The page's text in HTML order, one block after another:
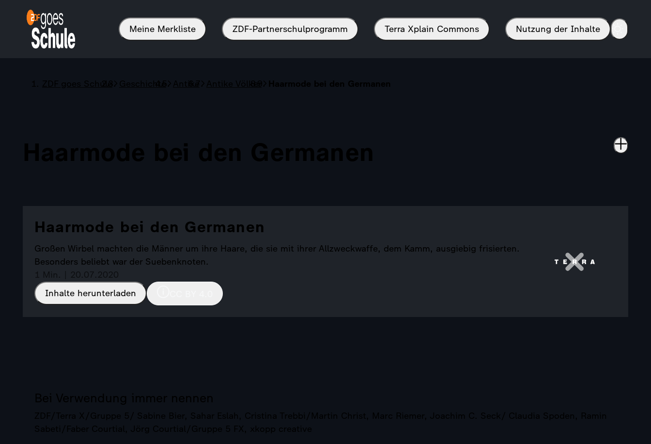
Meine Merkliste ZDF-Partnerschulprogramm Terra Xplain Commons Nutzung der Inhalte
ZDF goes Schule Geschichte Antike Antike Völker Haarmode bei den Germanen
Haarmode bei den Germanen
Haarmode bei den Germanen
Großen Wirbel machten die Männer um ihre Haare, die sie mit ihrer Allzweckwaffe, dem Kamm, ausgiebig frisierten.
Besonders beliebt war der Suebenknoten.
1 Min. | 20.07.2020
Inhalte herunterladen
Bei Verwendung immer nennen
ZDF/Terra X/Gruppe 5/ Sabine Bier, Sahar Eslah, Cristina Trebbi/Martin Christ, Marc Riemer, Joachim C. Seck/ Claudia Spoden, Ramin
Sabeti/Faber Courtial, Jörg Courtial/Gruppe 5 FX, xkopp creative